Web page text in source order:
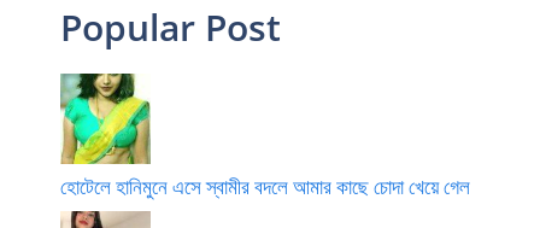
Popular Post
হোটেলে হানিমুনে এসে স্বামীর বদলে আমার কাছে চোদা খেয়ে গেল